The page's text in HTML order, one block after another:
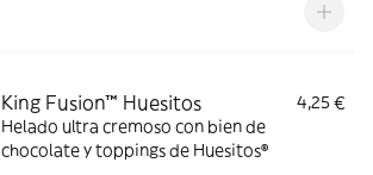
King Fusion™ Huesitos
4,25 €
Helado ultra cremoso con bien de
chocolate y toppings de Huesitos®